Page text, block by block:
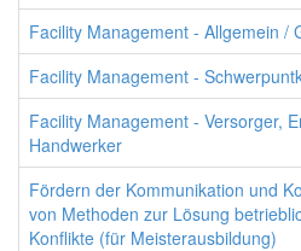
Facility Management - Allgemein /
Facility Management -
Facility Management - Versorger,
Handwerker
Fördern der Kommunikation und
von Methoden zur Lösung
Konflikte (für Meisterausbildung)